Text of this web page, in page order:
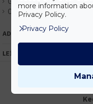
Cikkszám:EHKX24822
ADATOK
LEÍRÁS
more information
Privacy Policy.
Privacy Policy